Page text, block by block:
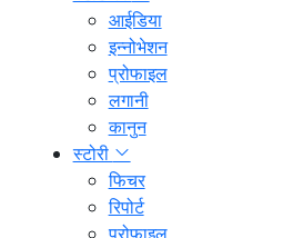
आईडिया
इन्नोभेशन
प्रोफाइल
लगानी
कानुन
स्टोरी
फिचर
रिपोर्ट